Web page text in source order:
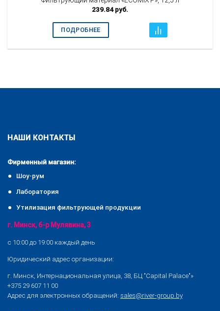
239.84руб.
ПОДРОБНЕЕ
НАШИ КОНТАКТЫ
Фирменный магазин:
Шоу-рум
Лаборатория
Утилизация фильтрующей продукции
г. Минск, б-р Мулявина, 3
с 10:00 до 19:00 каждый день
Юридический адрес организации:
г. Минск, Интернациональная улица, 38, БЦ "Capital Palace"»
+375 29 607 11 00
Адрес для электронных обращений: sales@river-group.by